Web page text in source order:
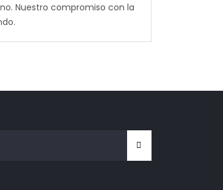
Nuestro compromiso con la